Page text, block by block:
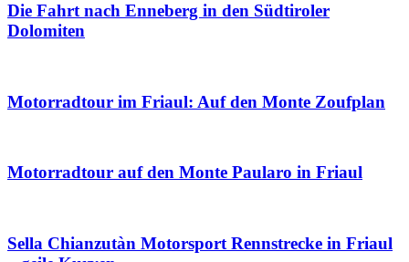
Die Fahrt nach Enneberg in den Südtiroler
Dolomiten
Motorradtour im Friaul: Auf den Monte Zoufplan
Motorradtour auf den Monte Paularo in Friaul
Sella Chianzutàn Motorsport Rennstrecke in Friaul